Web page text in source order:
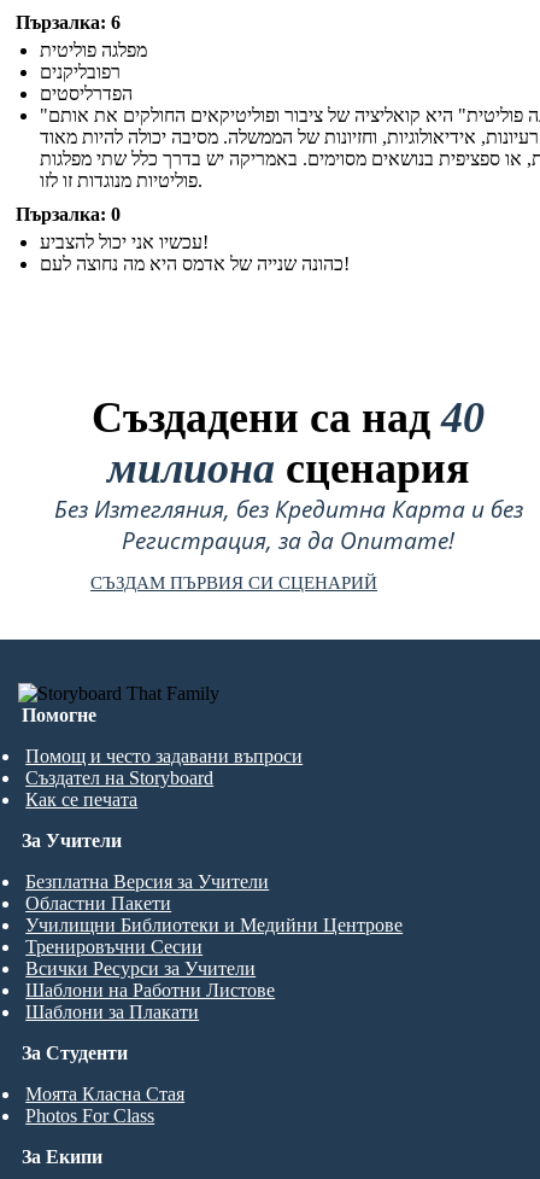
Пързалка: 6
מפלגה פוליטית
רפובליקנים
הפדרליסטים
"מפלגה פוליטית" היא קואליציה של ציבור ופוליטיקאים החולקים את אותם
רעיונות, אידיאולוגיות, וחזיונות של הממשלה. מסיבה יכולה להיות מאוד
או ספציפית בנושאים מסוימים. באמריקה יש בדרך כלל שתי מפלגות
פוליטיות מנוגדות זו לזו.
Пързалка: 0
עכשיו אני יכול להצביע!
כהונה שנייה של אדמס היא מה נחוצה לעם!
Създадени са над40
милиона сценария
Без Изтегляния, без Кредитна Карта и без
Регистрация, за да Опитате!
СЪЗДАМ ПЪРВИЯ СИ СЦЕНАРИЙ
Помогне
Помощ и често задавани въпроси
Създател на Storyboard
Как се печата
За Студенти
Моята Класна Стая
Photos For Class
За Учители
Безплатна Версия за Учители
Областни Пакети
Училищни Библиотеки и Медийни Центрове
Тренировъчни Сесии
Всички Ресурси за Учители
Шаблони на Работни Листове
Шаблони за Плакати
За Екипи